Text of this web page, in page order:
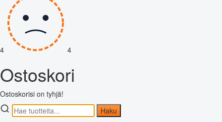
4 4
Ostoskori
Ostoskorisi on tyhjä!
Haku